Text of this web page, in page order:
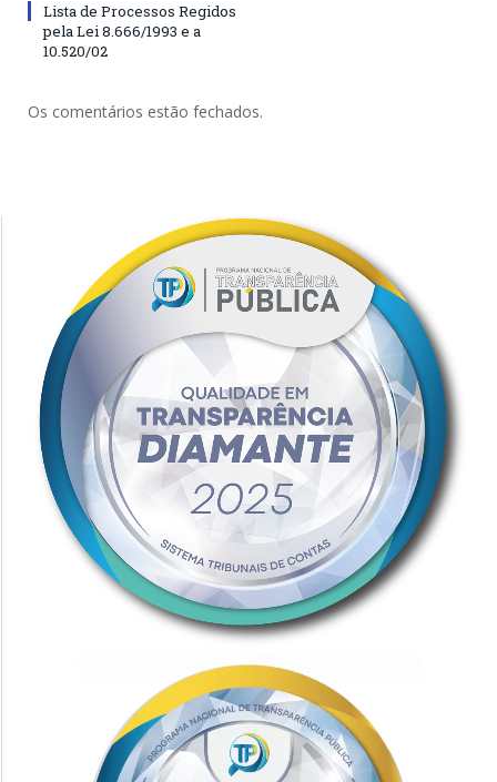
Lista de Processos Regidos
pela Lei 8.666/1993 e a
10.520/02
Os comentários estão fechados.